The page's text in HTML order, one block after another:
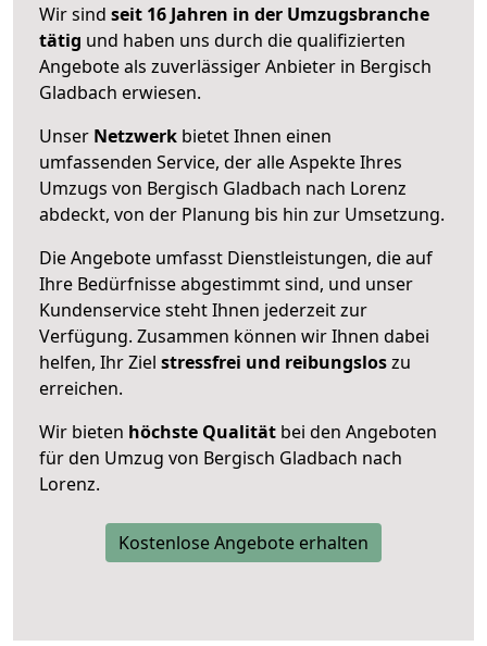
Wir sind seit 16 Jahren in der Umzugsbranche
tätig und haben uns durch die qualifizierten
Angebote als zuverlässiger Anbieter in Bergisch
Gladbach erwiesen.
Unser Netzwerk bietet Ihnen einen
umfassenden Service, der alle Aspekte Ihres
Umzugs von Bergisch Gladbach nach Lorenz
abdeckt, von der Planung bis hin zur Umsetzung.
Die Angebote umfasst Dienstleistungen, die auf
Ihre Bedürfnisse abgestimmt sind, und unser
Kundenservice steht Ihnen jederzeit zur
Verfügung. Zusammen können wir Ihnen dabei
helfen, Ihr Ziel stressfrei und reibungsloszu
erreichen.
Wir bieten höchste Qualität bei den Angeboten
für den Umzug von Bergisch Gladbach nach
Lorenz.
Kostenlose Angebote erhalten